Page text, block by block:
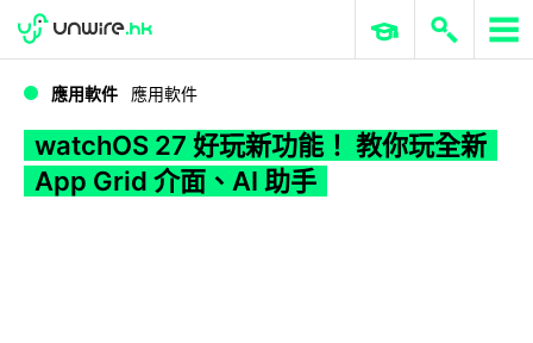
WWDC 2026 ERP 與商業 AI
應用軟件 應用軟件
watchOS 27 好玩新功能！ 教你玩全新
App Grid 介面、AI 助手